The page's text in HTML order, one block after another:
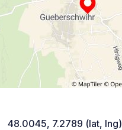
48.0045, 7.2789 (lat, lng)